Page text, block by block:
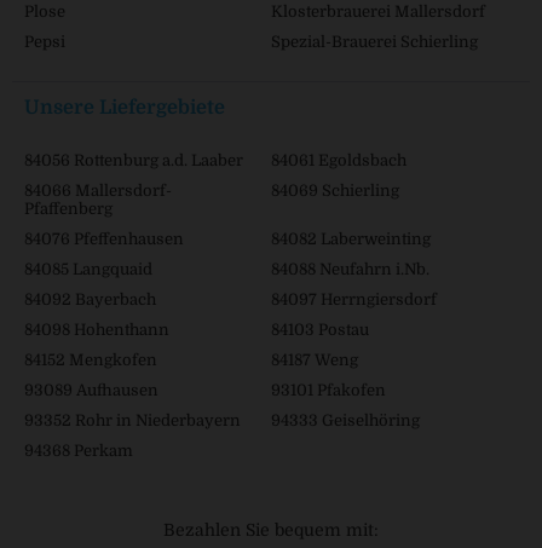
Plose
Klosterbrauerei Mallersdorf
Pepsi
Spezial-Brauerei Schierling
Unsere Liefergebiete
84056 Rottenburg a.d. Laaber
84061 Egoldsbach
84066 Mallersdorf-
Pfaffenberg
84069 Schierling
84076 Pfeffenhausen
84082 Laberweinting
84085 Langquaid
84088 Neufahrn i.Nb.
84092 Bayerbach
84097 Herrngiersdorf
84098 Hohenthann
84103 Postau
84152 Mengkofen
84187 Weng
93089 Aufhausen
93101 Pfakofen
93352 Rohr in Niederbayern
94333 Geiselhöring
94368 Perkam
Bezahlen Sie bequem mit: